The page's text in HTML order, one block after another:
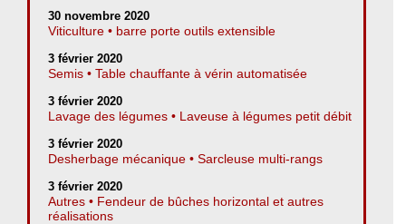
30 novembre 2020
Viticulture • barre porte outils extensible
3 février 2020
Semis • Table chauffante à vérin automatisée
3 février 2020
Lavage des légumes • Laveuse à légumes petit débit
3 février 2020
Desherbage mécanique • Sarcleuse multi-rangs
3 février 2020
Autres • Fendeur de bûches horizontal et autres
réalisations